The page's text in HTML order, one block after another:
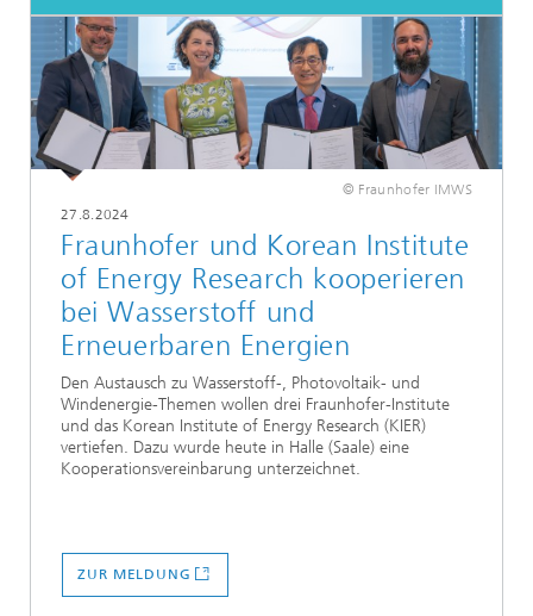
© Fraunhofer IMWS
27.8.2024
Fraunhofer und Korean Institute
of Energy Research kooperieren
bei Wasserstoff und
Erneuerbaren Energien
Den Austausch zu Wasserstoff-, Photovoltaik- und
Windenergie-Themen wollen drei Fraunhofer-Institute
und das Korean Institute of Energy Research (KIER)
vertiefen. Dazu wurde heute in Halle (Saale) eine
Kooperationsvereinbarung unterzeichnet.
ZUR MELDUNG